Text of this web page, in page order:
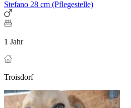
Stefano 28 cm (Pflegestelle)
1 Jahr
Troisdorf